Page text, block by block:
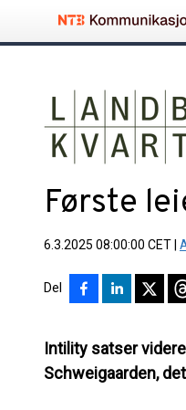
Første
6.3.2025 08:00:00 CET
Del
Intility satser
Schweigaarden,